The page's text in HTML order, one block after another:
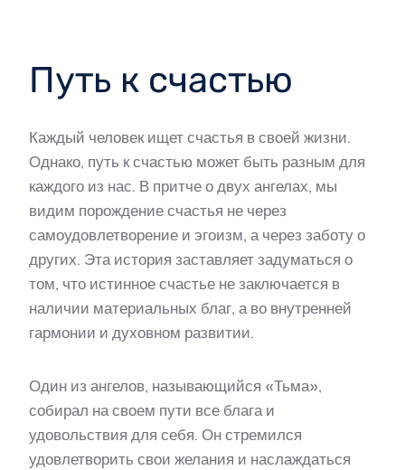
Путь к счастью
Каждый человек ищет счастья в своей жизни.
Однако, путь к счастью может быть разным для
каждого из нас. В притче о двух ангелах, мы
видим порождение счастья не через
самоудовлетворение и эгоизм, а через заботу о
других. Эта история заставляет задуматься о
том, что истинное счастье не заключается в
наличии материальных благ, а во внутренней
гармонии и духовном развитии.
Один из ангелов, называющийся «Тьма»,
собирал на своем пути все блага и
удовольствия для себя. Он стремился
удовлетворить свои желания и наслаждаться